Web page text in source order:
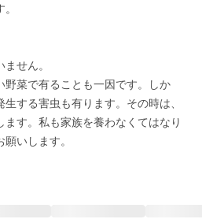
せん。
野菜で有ることも一因です。しか
する害虫も有ります。その時は、
す。私も家族を養わなくてはなり